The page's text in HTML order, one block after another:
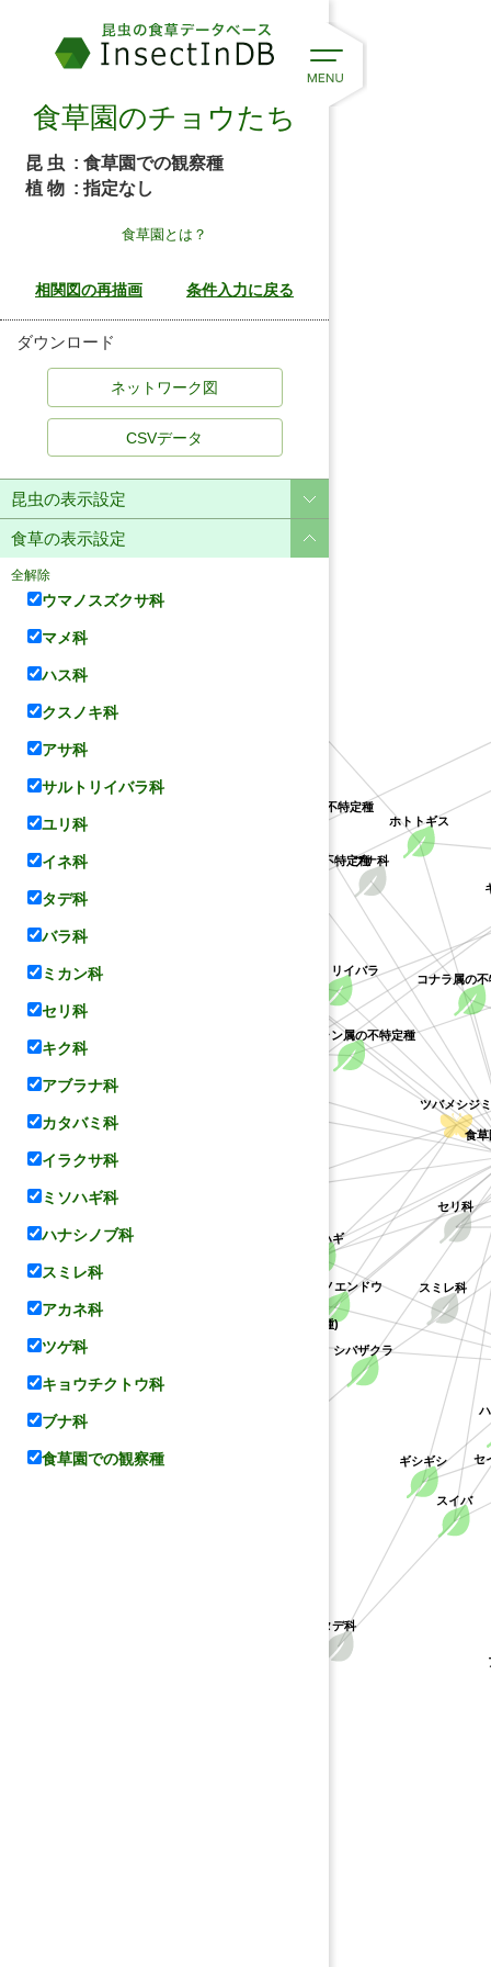
ツバメシジミ
メドハギ
カラスノエンドウ
サルトリイバラ
ホトトギス
タデ科
スイバ
ギシギシ
セリ科
セ
ミソハギ科
シバザクラ
スミレ科
(ハギ属の不特定種)
アカネ科
クチナシ属の不特定種
クソカズラ属の不特定種
キジョラン属の不特定種
ブナ科
コナラ属の
食
食草園のチョウたち
昆 虫 : 食草園での観察種
植 物 : 指定なし
食草園とは？
ダウンロード
CSVデータ
昆虫の表示設定
食草の表示設定
全解除
ウマノスズクサ科
マメ科
ハス科
クスノキ科
アサ科
サルトリイバラ科
ユリ科
イネ科
タデ科
バラ科
ミカン科
セリ科
キク科
アブラナ科
カタバミ科
イラクサ科
ミソハギ科
ハナシノブ科
スミレ科
アカネ科
ツゲ科
キョウチクトウ科
ブナ科
食草園での観察種